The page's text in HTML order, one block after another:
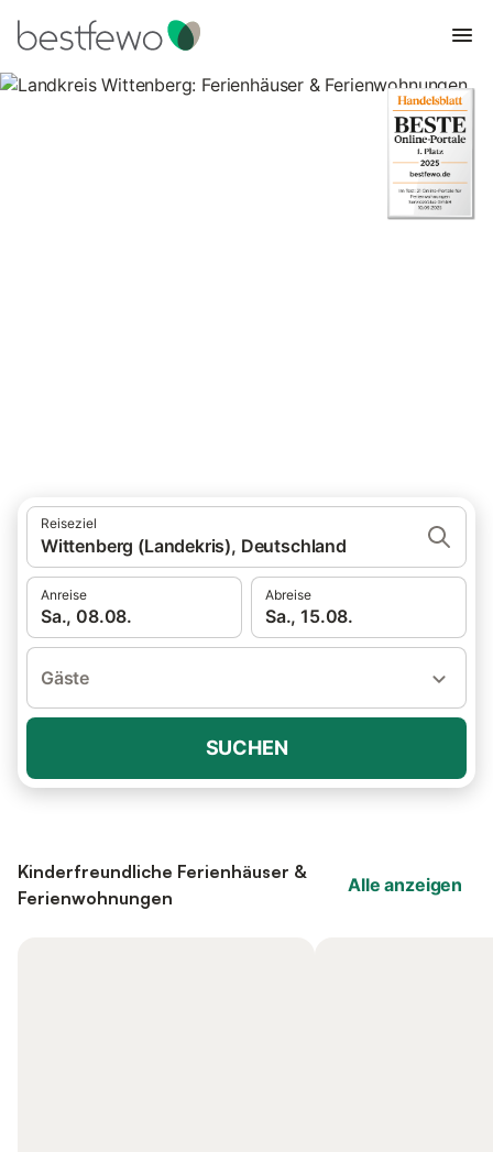
Reiseziel
Wittenberg (Landekris), Deutschland
Anreise
Sa., 08.08.
Abreise
Sa., 15.08.
Gäste
SUCHEN
Kinderfreundliche Ferienhäuser &
Ferienwohnungen
Alle anzeigen